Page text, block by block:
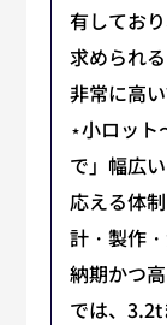
有してお
求められ
非常に高
⋆小ロット
で」幅広
応える体
計・製作
納期かつ
では、